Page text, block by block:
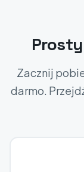
Zacznij
darmo.